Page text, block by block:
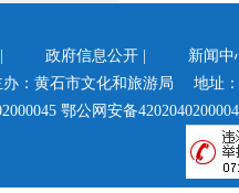
政府信息公开|
新闻中
办：黄石市文化和旅游局 地址
鄂公网安备